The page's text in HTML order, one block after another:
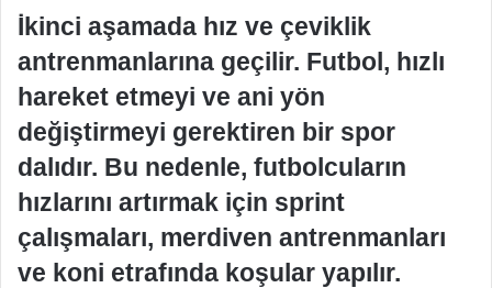
İkinci aşamada hız ve çeviklik
antrenmanlarına geçilir. Futbol, hızlı
hareket etmeyi ve ani yön
değiştirmeyi gerektiren bir spor
dalıdır. Bu nedenle, futbolcuların
hızlarını artırmak için sprint
çalışmaları, merdiven antrenmanları
ve koni etrafında koşular yapılır.